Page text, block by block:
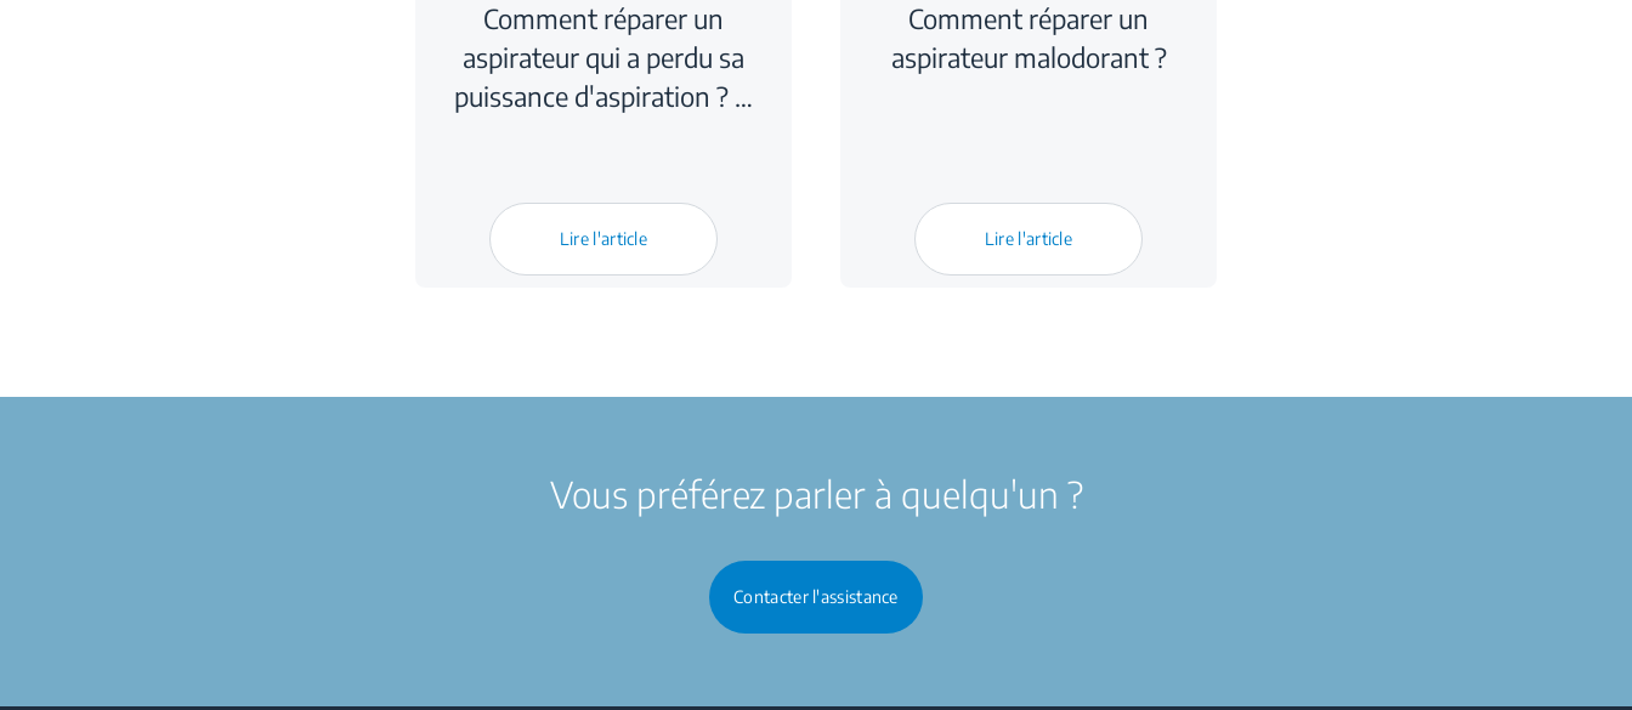
Comment réparer un
aspirateur qui a perdu sa
puissance d'aspiration ? …
Lire l'article
Comment réparer un
aspirateur malodorant ?
Lire l'article
Vous préférez parler à quelqu'un ?
Contacter l'assistance